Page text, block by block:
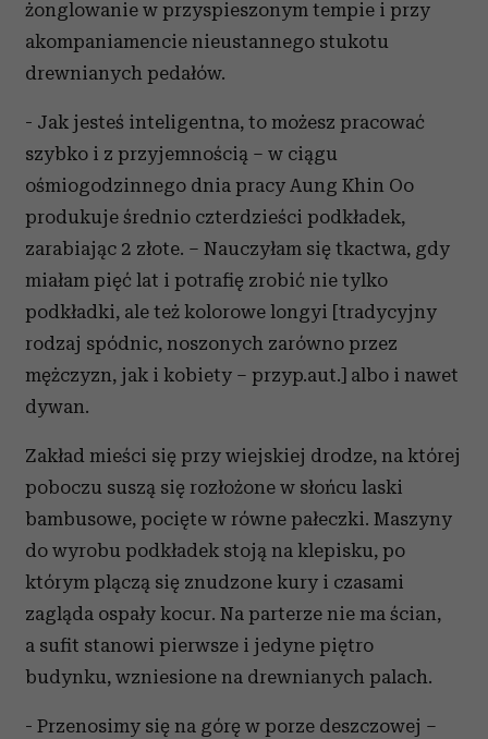
żonglowanie w przyspieszonym tempie i przy
akompaniamencie nieustannego stukotu
drewnianych pedałów.
- Jak jesteś inteligentna, to możesz pracować
szybko i z przyjemnością – w ciągu
ośmiogodzinnego dnia pracy Aung Khin Oo
produkuje średnio czterdzieści podkładek,
zarabiając 2 złote. – Nauczyłam się tkactwa, gdy
miałam pięć lat i potrafię zrobić nie tylko
podkładki, ale też kolorowe longyi [tradycyjny
rodzaj spódnic, noszonych zarówno przez
mężczyzn, jak i kobiety – przyp.aut.] albo i nawet
dywan.
Zakład mieści się przy wiejskiej drodze, na której
poboczu suszą się rozłożone w słońcu laski
bambusowe, pocięte w równe pałeczki. Maszyny
do wyrobu podkładek stoją na klepisku, po
którym plączą się znudzone kury i czasami
zagląda ospały kocur. Na parterze nie ma ścian,
a sufit stanowi pierwsze i jedyne piętro
budynku, wzniesione na drewnianych palach.
- Przenosimy się na górę w porze deszczowej –